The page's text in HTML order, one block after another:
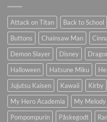
Attack on Titan Back to School
Buttons
Chainsaw Man
Demon Slayer
Disney
Halloween
Hatsune Miku
Jujutsu Kaisen
Kawaii Kirby
My Hero Academia
My Melody
Pompompurin
Påskegodt